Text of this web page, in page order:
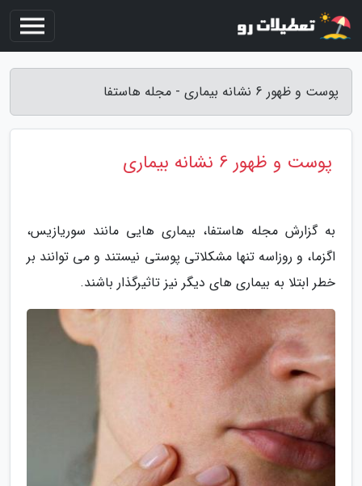
پوست و ظهور 6 نشانه بیماری - مجله هاستفا
پوست و ظهور 6 نشانه بیماری
به گزارش مجله هاستفا، بیماری هایی مانند سوریازیس،
اگزما، و روزاسه تنها مشکلاتی پوستی نیستند و می توانند بر
خطر ابتلا به بیماری های دیگر نیز تاثیرگذار باشند.